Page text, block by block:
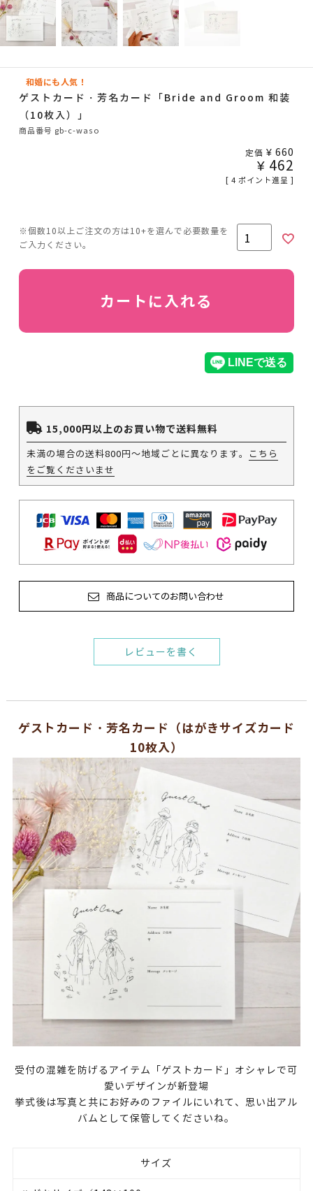
和婚にも人気！
ゲストカード・芳名カード「Bride and Groom 和装
（10枚入）」
商品番号 gb-c-waso
定価 ¥ 660
¥ 462
[ 4 ポイント進呈 ]
カートに入れる
15,000円以上のお買い物で送料無料
未満の場合の送料800円～地域ごとに異なります。
こちら
をご覧くださいませ
商品についてのお問い合わせ
レビューを書く
ゲストカード・芳名カード（はがきサイズカード
10枚入）
受付の混雑を防げるアイテム「ゲストカード」オシャレで可
愛いデザインが新登場
挙式後は写真と共にお好みのファイルにいれて、思い出アル
バムとして保管してくださいね。
サイズ